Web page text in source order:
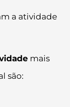
a atividade
mais
são: